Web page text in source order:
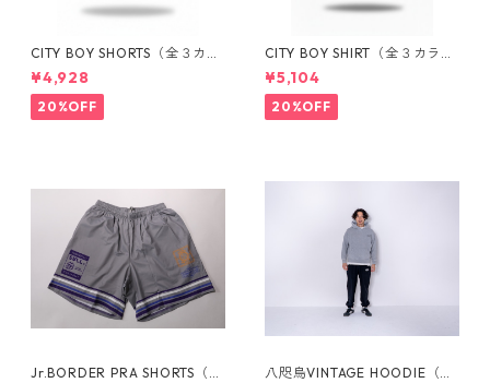
CITY BOY SHORTS（全３カラ
ー）1731104035
¥4,928
20%OFF
CITY BOY SHIRT（全３カラ
ー）1730101034
¥5,104
20%OFF
Jr.BORDER PRA SHORTS（全
八咫烏VINTAGE HOODIE（全